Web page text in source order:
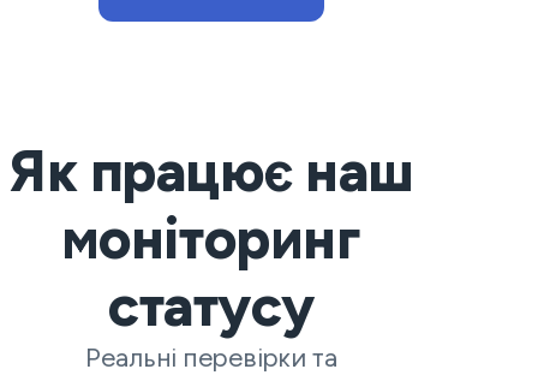
Як працює наш
моніторинг
статусу
Реальні перевірки та